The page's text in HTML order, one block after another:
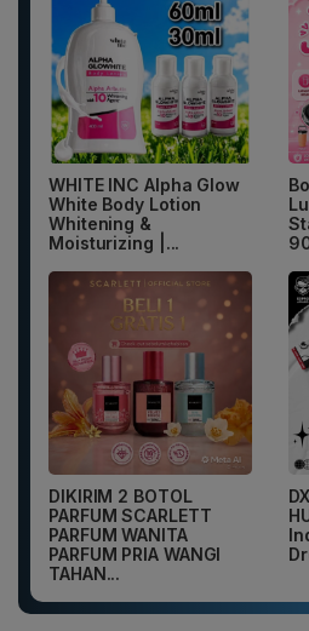
WHITE INC Alpha Glow
White Body Lotion
Whitening &
Moisturizing |...
DIKIRIM 2 BOTOL
PARFUM SCARLETT
PARFUM WANITA
PARFUM PRIA WANGI
TAHAN...